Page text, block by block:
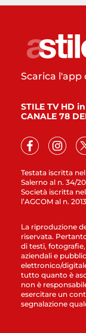
Testata iscritta
Salerno al n. 34/
Società iscritta
l’AGCOM al n.
Scarica l'app
STILE TV HD
CANALE 78
La riproduzione
riservata.
di testi,
aziendali e
elettronico/
tutto quanto è
non è
esercitare un
segnalazione